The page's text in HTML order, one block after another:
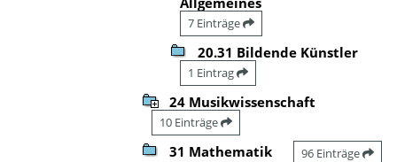
7 Einträge
20.31 Bildende Künstler
1 Eintrag
24 Musikwissenschaft
10 Einträge
31 Mathematik 96 Einträge